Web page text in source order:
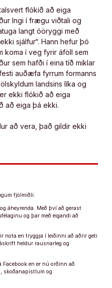
flókið að eiga
Ingi í frægu viðtali og
langt óöryggi með
sjálfur“. Hann hefur þó
koma í veg fyrir áföll sem
sem hafði í eina tíð miklar
auðæfa fyrrum formanns
landsins líka og
ekki flókið að eiga
að eiga þá ekki.
að vera, það gildir ekki
fjölmiðli.
áheyrenda. Með því að gerast
og þar með eigandi að
nota en tryggja í leiðinni að aðrir geti
heldur rausnarleg og
en er nú orðinn að
skoðanapistlum og